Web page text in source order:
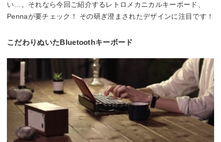
い…。それなら今回ご紹介するレトロメカニカルキーボード、
Pennaが要チェック！ その研ぎ澄まされたデザインに注目です！
こだわりぬいたBluetoothキーボード